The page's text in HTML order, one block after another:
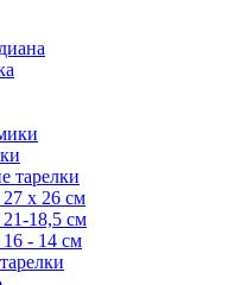
тарелки
27 х 26 см
21-18,5 см
16 - 14 см